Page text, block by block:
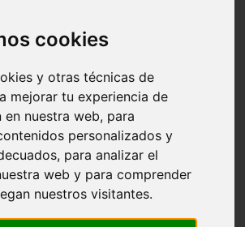
cookies
y otras técnicas de
mejorar tu experiencia de
en nuestra web, para
personalizados y
para analizar el
web y para comprender
nuestros visitantes.
de-sos
de-iguña
de-lillet